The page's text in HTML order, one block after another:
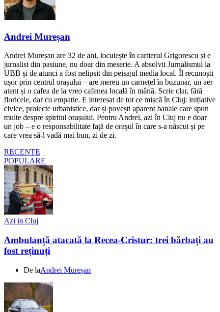
Andrei Mureșan
Andrei Mureșan are 32 de ani, locuiește în cartierul Grigorescu și e
jurnalist din pasiune, nu doar din meserie. A absolvit Jurnalismul la
UBB și de atunci a fost nelipsit din peisajul media local. Îl recunoști
ușor prin centrul orașului – are mereu un carnețel în buzunar, un aer
atent și o cafea de la vreo cafenea locală în mână. Scrie clar, fără
floricele, dar cu empatie. E interesat de tot ce mișcă în Cluj: inițiative
civice, proiecte urbanistice, dar și povești aparent banale care spun
multe despre spiritul orașului. Pentru Andrei, azi în Cluj nu e doar
un job – e o responsabilitate față de orașul în care s-a născut și pe
care vrea să-l vadă mai bun, zi de zi.
RECENTE
POPULARE
Azi in Cluj
Ambulanță atacată la Recea-Cristur: trei bărbați au
fost reținuți
De laAndrei Mureșan